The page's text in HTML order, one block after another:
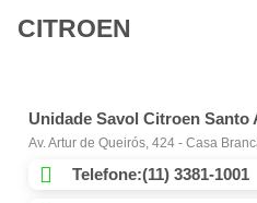
CITROEN
Unidade Savol Citroen Santo
Av. Artur de Queirós, 424 - Casa
Telefone:(11) 3381-1001